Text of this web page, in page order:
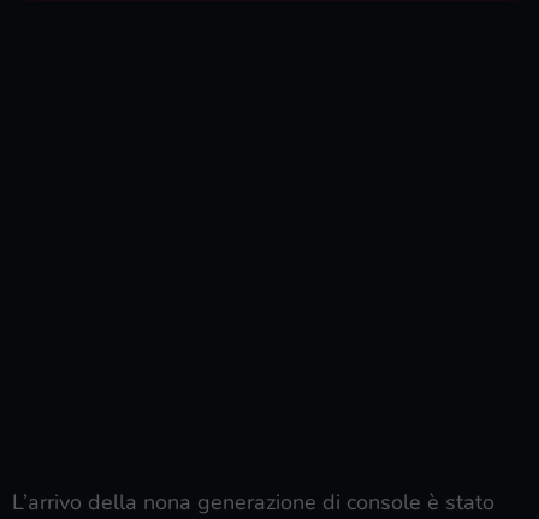
L’arrivo della nona generazione di console è stato